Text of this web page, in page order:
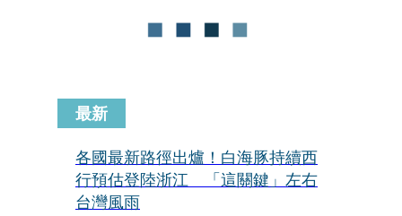
最新
各國最新路徑出爐！白海豚持續西
行預估登陸浙江 「這關鍵」左右
台灣風雨